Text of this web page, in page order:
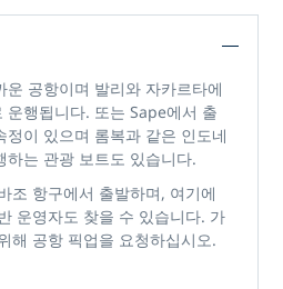
운 공항이며 발리와 자카르타에
운행됩니다. 또는 Sape에서 출
정이 있으며 롬복과 같은 인도네
하는 관광 보트도 있습니다.
조 항구에서 출발하며, 여기에
운영자도 찾을 수 있습니다. 가
해 공항 픽업을 요청하십시오.